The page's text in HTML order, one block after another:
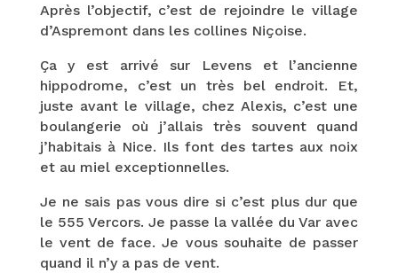
Après l’objectif, c’est de rejoindre le village
d’Aspremont dans les collines Niçoise.
Ça y est arrivé sur Levens et l’ancienne
hippodrome, c’est un très bel endroit. Et,
juste avant le village, chez Alexis, c’est une
boulangerie où j’allais très souvent quand
j’habitais à Nice. Ils font des tartes aux noix
et au miel exceptionnelles.
Je ne sais pas vous dire si c’est plus dur que
le 555 Vercors. Je passe la vallée du Var avec
le vent de face. Je vous souhaite de passer
quand il n’y a pas de vent.